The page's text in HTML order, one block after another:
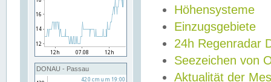
DONAU - Passau
Höhensysteme
Einzugsgebiete
24h Regenradar
Seezeichen von
Aktualität der